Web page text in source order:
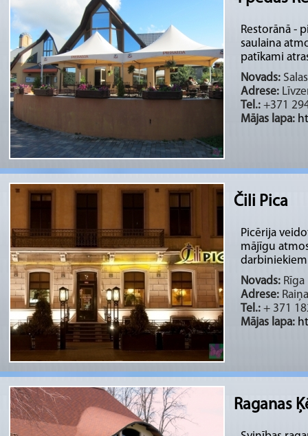
Restorānā -
saulaina
patīkami
Novads:
Adrese:
Tel.: +371
Mājas lapa:
Čili Pica
Picērija
mājīgu
Novads:
Adrese:
Tel.: + 371
Mājas lapa:
Raganas